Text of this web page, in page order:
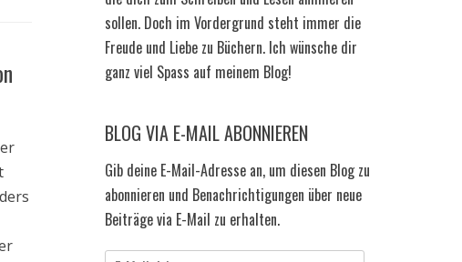
sollen. Doch im Vordergrund steht immer die
Freude und Liebe zu Büchern. Ich wünsche dir
ganz viel Spass auf meinem Blog!
BLOG VIA E-MAIL ABONNIEREN
Gib deine E-Mail-Adresse an, um diesen Blog zu
abonnieren und Benachrichtigungen über neue
Beiträge via E-Mail zu erhalten.